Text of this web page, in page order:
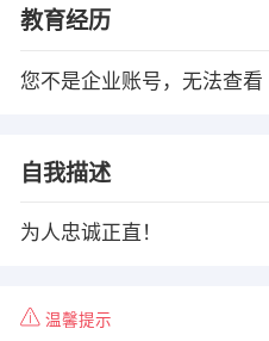
教育经历
您不是企业账号，无法查看
自我描述
为人忠诚正直！
温馨提示